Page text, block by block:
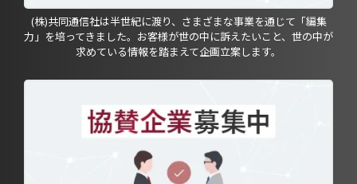
(株)共同通信社は半世紀に渡り、さまざまな事業を通じて「編集
力」を培ってきました。お客様が世の中に訴えたいこと、世の中が
求めている情報を踏まえて企画立案します。